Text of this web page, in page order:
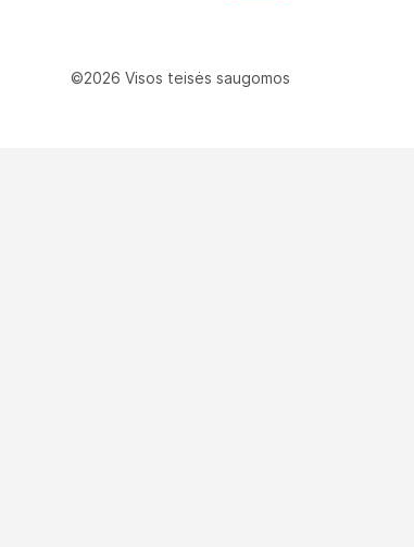
©2026 Visos teisės saugomos